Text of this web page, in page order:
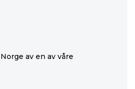
av en av våre